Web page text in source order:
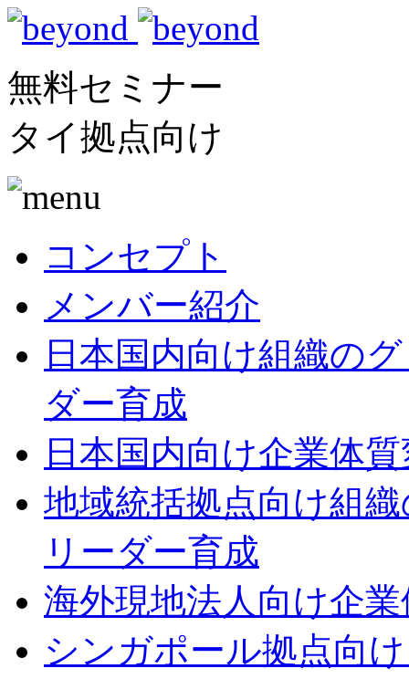
無料セミナー
タイ拠点向け
コンセプト
メンバー紹介
日本国内向け組織の
ダー育成
日本国内向け企業体
地域統括拠点向け組
リーダー育成
海外現地法人向け企
シンガポール拠点向